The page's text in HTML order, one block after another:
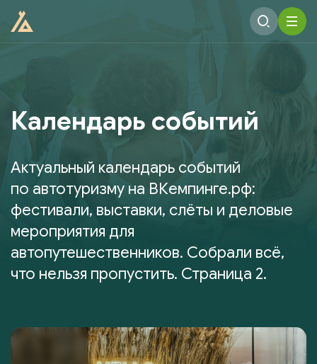
Календарь событий
Актуальный календарь событий
по автотуризму на ВКемпинге.рф:
фестивали, выставки, слёты и деловые
мероприятия для
автопутешественников. Собрали всё,
что нельзя пропустить. Страница 2.